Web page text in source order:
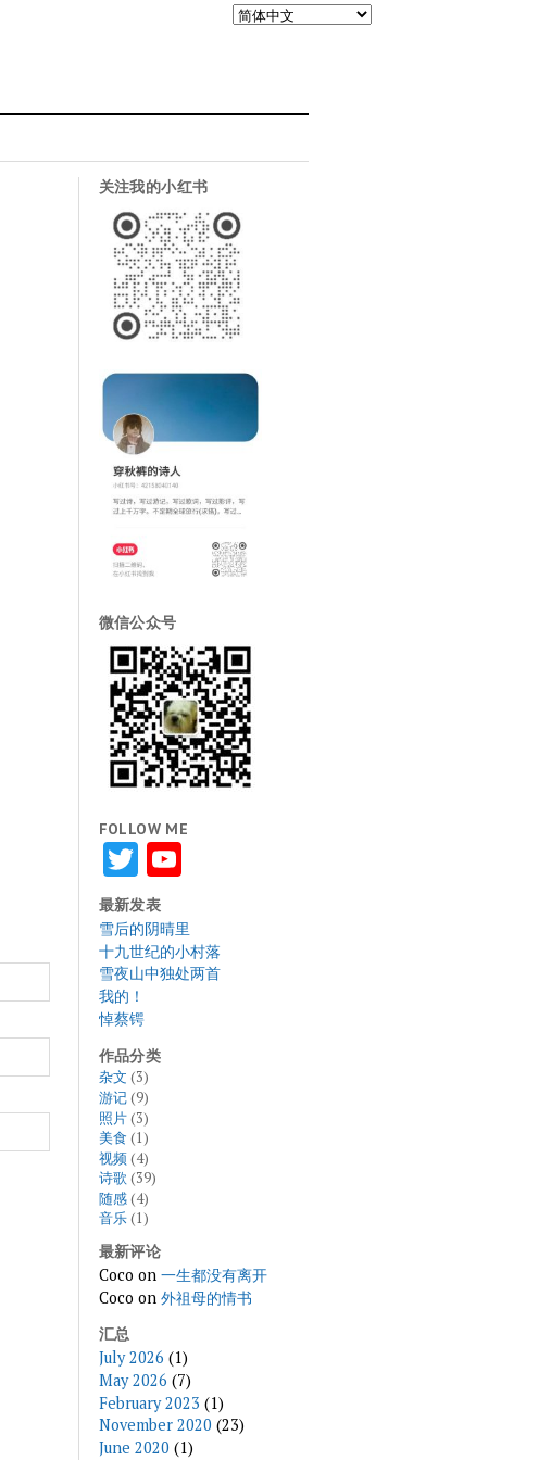
关注我的小红书
微信公众号
FOLLOW ME
TwitterYouTube
最新发表
雪后的阴晴里
十九世纪的小村落
雪夜山中独处两首
我的！
悼蔡锷
作品分类
杂文 (3)
游记(9)
照片(3)
美食 (1)
视频(4)
诗歌 (39)
随感(4)
音乐(1)
最新评论
Coco on 一生都没有离开
Coco on 外祖母的情书
汇总
July 2026 (1)
May 2026 (7)
February 2023 (1)
November 2020 (23)
June 2020 (1)